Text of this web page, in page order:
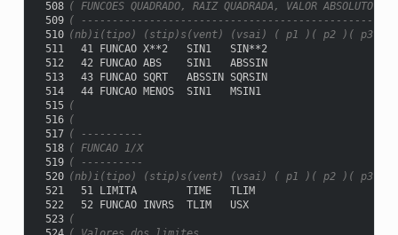
508 ( FUNCOES QUADRADO, RAIZ QUADRADA, VALOR ABSOLUTO e
509 (
510 (nb)i(tipo) (stip)s(vent) (vsai) ( p1 )( p2 )( p3 )(
511
  41 FUNCAO X**2   SIN1   SIN**2
512
  42 FUNCAO ABS    SIN1   ABSSIN
513
  43 FUNCAO SQRT   ABSSIN SQRSIN
514
  44 FUNCAO MENOS  SIN1   MSIN1
515 (
516 (
517 ( ----------
518 ( FUNCAO 1/X
519 ( ----------
520 (nb)i(tipo) (stip)s(vent) (vsai) ( p1 )( p2 )( p3 )(
521
51 LIMITA        TIME   TLIM
522
  52 FUNCAO INVRS  TLIM   USX
523 (